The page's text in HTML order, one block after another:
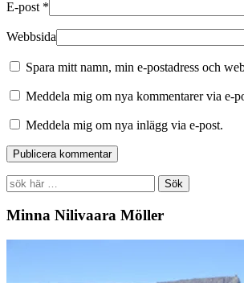
E-post *
Webbsida
Spara mitt namn, min e-postadress och
Meddela mig om nya kommentarer via e-
Meddela mig om nya inlägg via e-post.
Search
for:
Minna Nilivaara Möller